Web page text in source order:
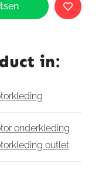
in:
onderkleding
outlet